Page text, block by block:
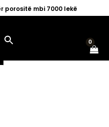
porositë mbi 7000 lekë